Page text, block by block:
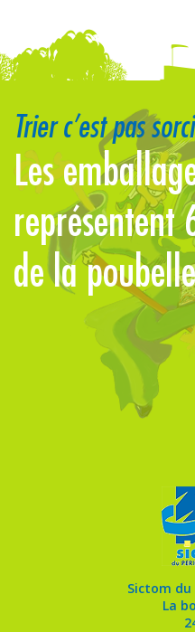
Trier c’est pas
Les
représentent
de la
Sictom
La